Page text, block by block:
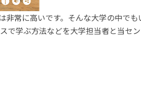
常に高いです。そんな大学の中でも
学ぶ方法などを大学担当者と当セ